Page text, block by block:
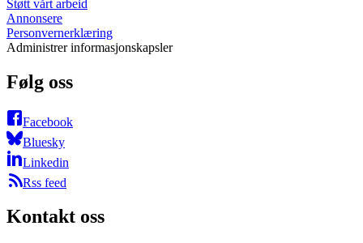
Støtt vårt arbeid
Annonsere
Personvernerklæring
Administrer informasjonskapsler
Følg oss
Facebook
Bluesky
Linkedin
Rss feed
Kontakt oss